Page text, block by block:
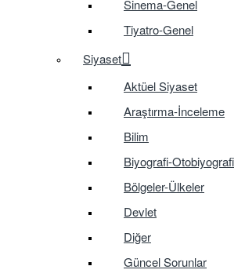
Sinema-Genel
Tiyatro-Genel
Siyaset
Aktüel Siyaset
Araştırma-İnceleme
Bilim
Biyografi-Otobiyografi
Bölgeler-Ülkeler
Devlet
Diğer
Güncel Sorunlar